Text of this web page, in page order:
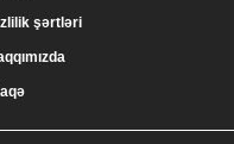
şərtləri